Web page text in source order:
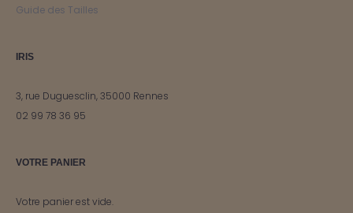
Guide des Tailles
IRIS
3, rue Duguesclin, 35000 Rennes
02 99 78 36 95
VOTRE PANIER
Votre panier est vide.